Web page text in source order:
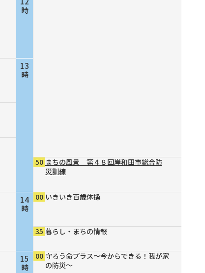
時
13
時
14
時
15
時
50 まちの風景 第４８回岸和田市総合防
災訓練
00 いきいき百歳体操
35 暮らし・まちの情報
00 守ろう命プラス～今からできる！我が家
の防災～